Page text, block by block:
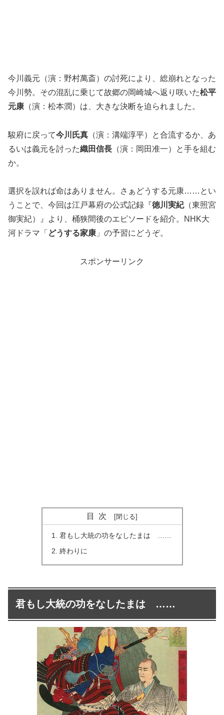
今川義元（演：野村萬斎）の討死により、総崩れとなった
今川勢。その混乱に乗じて故郷の岡崎城へ返り咲いた松平
元康 （演：松本潤）は、大きな決断を迫られました。
駿府に戻って今川氏真 （演：溝端淳平）と合流するか、あ
るいは義元を討った織田信長 （演：岡田准一）と手を組む
か。
選択を誤れば命はありません。さぁどうする元康……とい
うことで、今回は江戸幕府の公式記録『徳川実紀（東照宮
御実紀）』より、桶狭間後のエピソードを紹介。NHK大
河ドラマ「 どうする家康 」の予習にどうぞ。
スポンサーリンク
目次
君もし大統の功をなしたまはゞ……
終わりに
君もし大統の功をなしたまはゞ……